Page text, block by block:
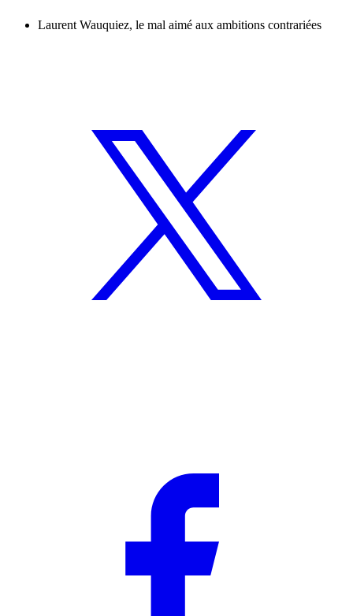
Laurent Wauquiez, le mal aimé aux ambitions contrariées